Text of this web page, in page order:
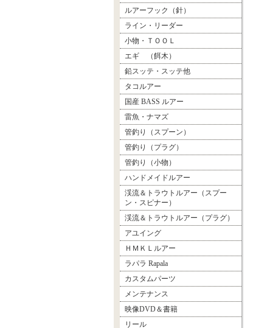
ルアーフック（針）
ライン・リーダー
小物・ＴＯＯＬ
エギ （餌木）
鉛スッテ・スッテ他
タコルアー
国産 BASS ルアー
雷魚・ナマズ
管釣り（スプーン）
管釣り（プラグ）
管釣り（小物）
ハンドメイドルアー
渓流＆トラウトルアー（スプー
ン・スピナー）
渓流＆トラウトルアー（プラグ）
アユイング
ＨＭＫＬルアー
ラパラ Rapala
カスタムパーツ
メンテナンス
映像DVD＆書籍
リール